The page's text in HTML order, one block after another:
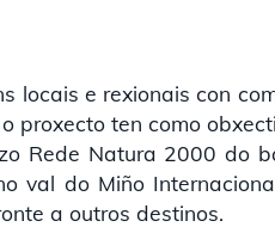
locais e rexionais con
proxecto ten como
Rede Natura 2000 do
val do Miño
a outros destinos.